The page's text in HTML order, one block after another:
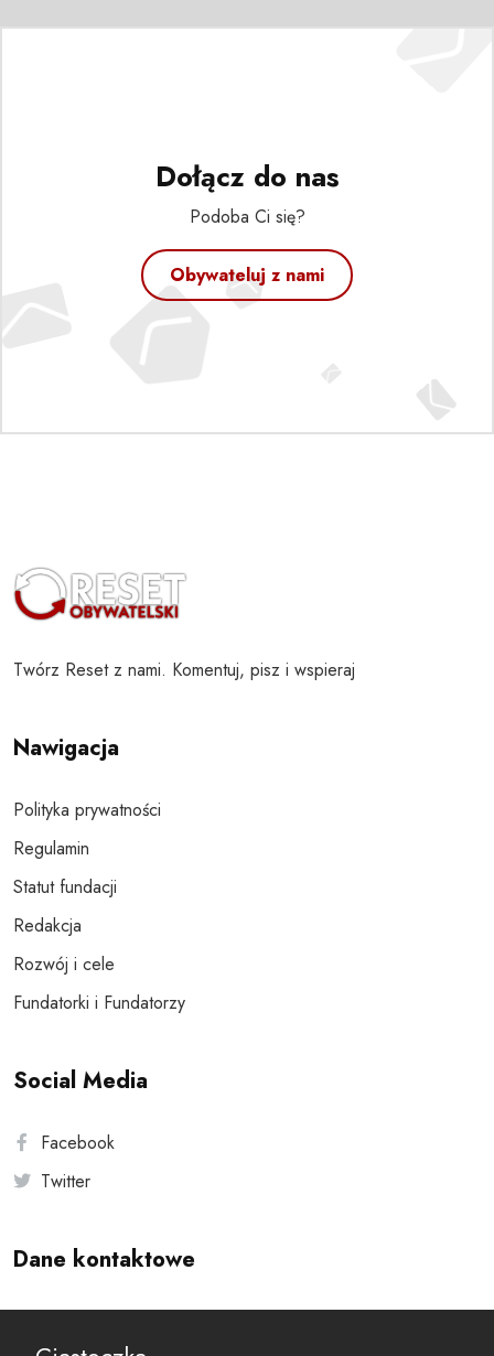
Dołącz do nas
Podoba Ci się?
Obywateluj z nami
Twórz Reset z nami. Komentuj, pisz i wspieraj
Nawigacja
Polityka prywatności
Regulamin
Statut fundacji
Redakcja
Rozwój i cele
Fundatorki i Fundatorzy
Social Media
Facebook
Twitter
Dane kontaktowe